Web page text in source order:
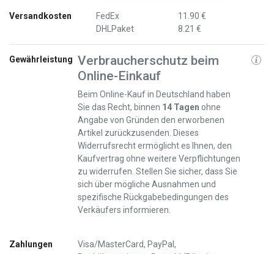
Versandkosten
FedEx
DHLPaket
11.90 €
8.21 €
Gewährleistung Verbraucherschutz beim
Online-Einkauf
Beim Online-Kauf in Deutschland haben
Sie das Recht, binnen 14 Tagen ohne
Angabe von Gründen den erworbenen
Artikel zurückzusenden. Dieses
Widerrufsrecht ermöglicht es Ihnen, den
Kaufvertrag ohne weitere Verpflichtungen
zu widerrufen. Stellen Sie sicher, dass Sie
sich über mögliche Ausnahmen und
spezifische Rückgabebedingungen des
Verkäufers informieren.
Zahlungen
Visa/MasterCard, PayPal,